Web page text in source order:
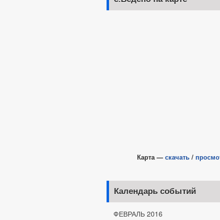
Карта — скачать /
Календарь событий
ФЕВРАЛЬ 2016